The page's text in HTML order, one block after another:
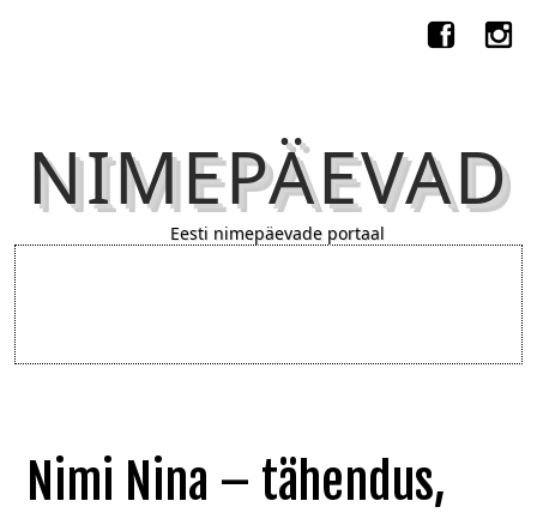
NIMEPÄEVAD
Eesti nimepäevade portaal
Nimi Nina – tähendus,